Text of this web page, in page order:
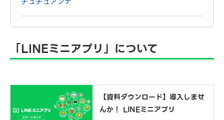
「LINEミニアプリ」について
【資料ダウンロード】導入しませ
んか！ LINEミニアプリ